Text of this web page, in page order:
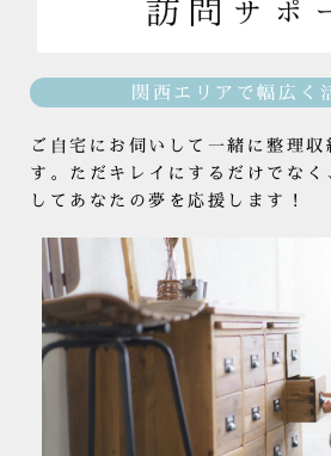
関西エリアで幅広く
ご自宅にお伺いして一緒に整理
す。ただキレイにするだけでな
してあなたの夢を応援します！